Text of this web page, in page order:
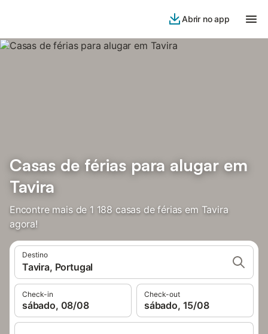
Abrir no app
Casas de férias para alugar em
Tavira
Encontre mais de 1 188 casas de férias em Tavira
agora!
Destino
Tavira, Portugal
Check-in
sábado, 08/08
Check-out
sábado, 15/08